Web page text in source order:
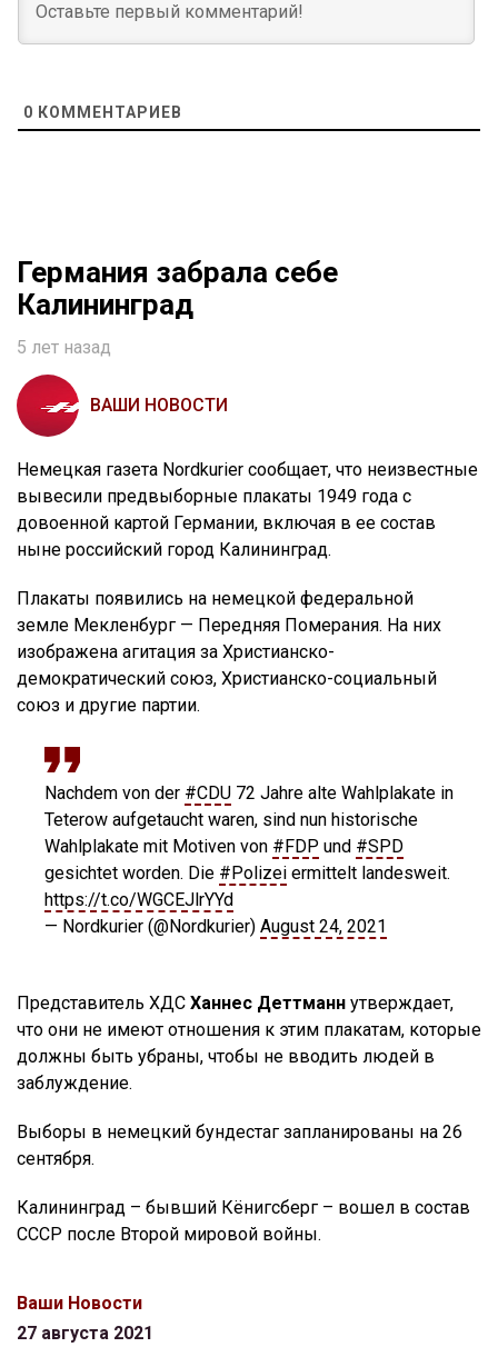
0 КОММЕНТАРИЕВ
Германия забрала себе
Калининград
5 лет назад
ВАШИ НОВОСТИ
Немецкая газета Nordkurier сообщает, что неизвестные
вывесили предвыборные плакаты 1949 года с
довоенной картой Германии, включая в ее состав
ныне российский город Калининград.
Плакаты появились на немецкой федеральной
земле Мекленбург — Передняя Померания. На них
изображена агитация за Христианско-
демократический союз, Христианско-социальный
союз и другие партии.
Nachdem von der #CDU 72 Jahre alte Wahlplakate in
Teterow aufgetaucht waren, sind nun historische
Wahlplakate mit Motiven von #FDP und #SPD
gesichtet worden. Die #Polizei ermittelt landesweit.
https://t.co/WGCEJlrYYd
— Nordkurier (@Nordkurier) August 24, 2021
Представитель ХДС Ханнес Деттманн утверждает,
что они не имеют отношения к этим плакатам, которые
должны быть убраны, чтобы не вводить людей в
заблуждение.
Выборы в немецкий бундестаг запланированы на 26
сентября.
Калининград – бывший Кёнигсберг – вошел в состав
СССР после Второй мировой войны.
Ваши Новости
27 августа 2021